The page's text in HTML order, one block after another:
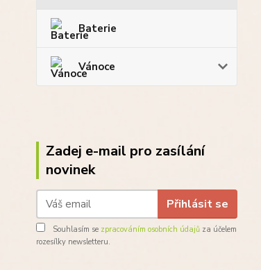
Baterie
Vánoce
Zadej e-mail pro zasílání
novinek
Přihlásit se
Souhlasím se zpracováním osobních údajů za účelem
rozesílky newsletteru.